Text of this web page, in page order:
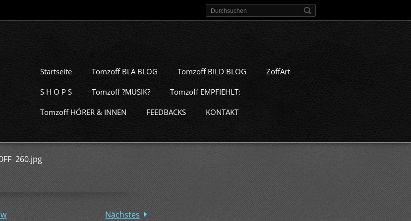
Startseite Tomzoff BLA BLOG Tomzoff BILD BLOG ZoffArt
S H O P S Tomzoff ?MUSIK? Tomzoff EMPFIEHLT:
Tomzoff HÖRER & INNEN FEEDBACKS KONTAKT
260.jpg
Nächstes